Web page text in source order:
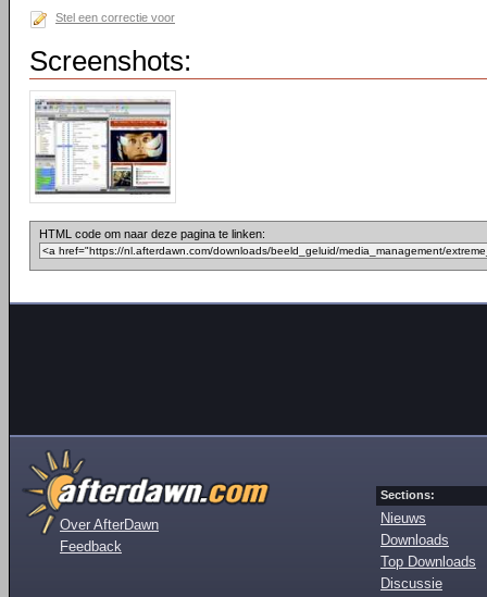
Stel een correctie voor
Screenshots:
HTML code om naar deze pagina te linken:
Over AfterDawn
Feedback
Sections:
Nieuws
Downloads
Top Downloads
Discussie